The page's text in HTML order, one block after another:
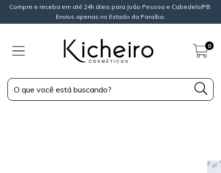
Compre e receba em até 24h úteis para João Pessoa e Cabedelo/PB.
Envios apenas no Estado da Paraíba.
0